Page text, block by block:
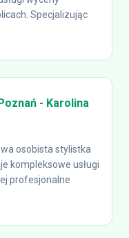
Specjalizując
- Karolina
osobista stylistka
kompleksowe usługi
profesjonalne